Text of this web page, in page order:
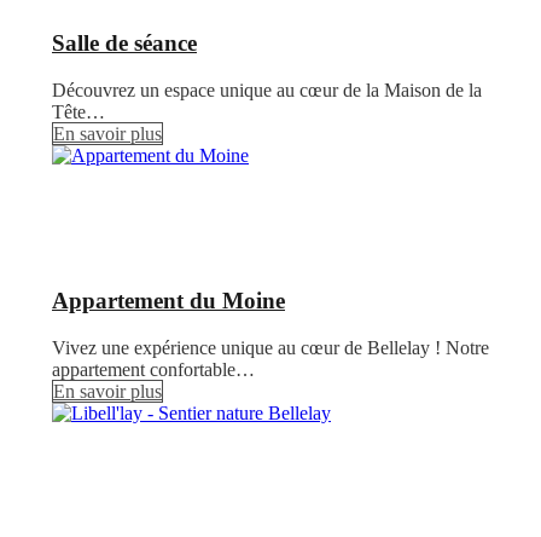
Salle de séance
Découvrez un espace unique au cœur de la Maison de la
Tête…
En savoir plus
Appartement du Moine
Vivez une expérience unique au cœur de Bellelay ! Notre
appartement confortable…
En savoir plus